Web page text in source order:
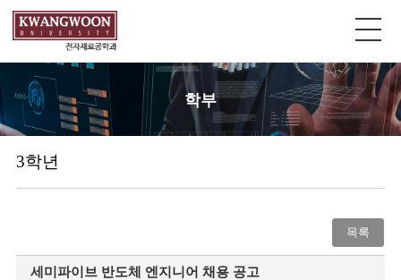
학부
3학년
목록
세미파이브 반도체 엔지니어 채용 공고